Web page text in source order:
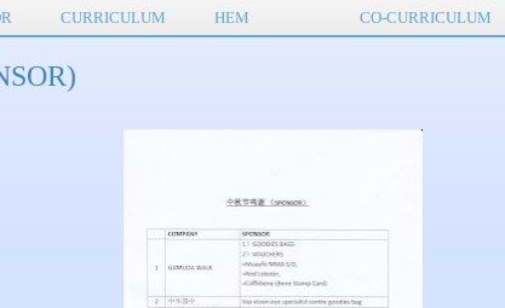
CURRICULUM HEM CO-CURRICULUM